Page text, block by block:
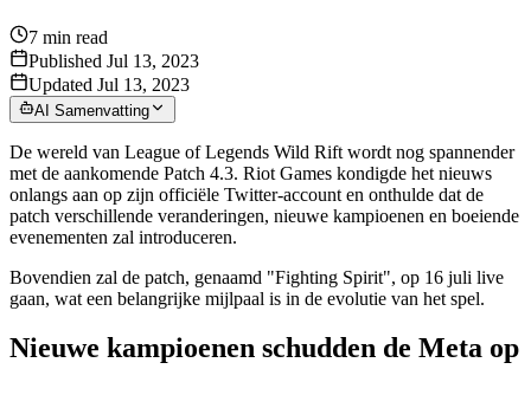
7 min read
Published Jul 13, 2023
Updated Jul 13, 2023
AI Samenvatting
De wereld van League of Legends Wild Rift wordt nog spannender
met de aankomende Patch 4.3. Riot Games kondigde het nieuws
onlangs aan op zijn officiële Twitter-account en onthulde dat de
patch verschillende veranderingen, nieuwe kampioenen en boeiende
evenementen zal introduceren.
Bovendien zal de patch, genaamd "Fighting Spirit", op 16 juli live
gaan, wat een belangrijke mijlpaal is in de evolutie van het spel.
Nieuwe kampioenen schudden de Meta op